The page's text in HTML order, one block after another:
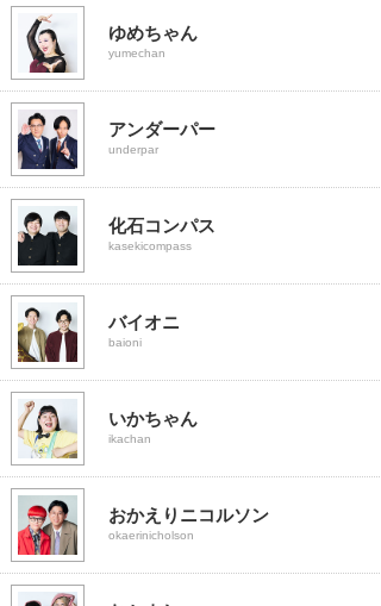
ゆめちゃん
yumechan
アンダーパー
underpar
化石コンパス
kasekicompass
バイオニ
baioni
いかちゃん
ikachan
おかえりニコルソン
okaerinicholson